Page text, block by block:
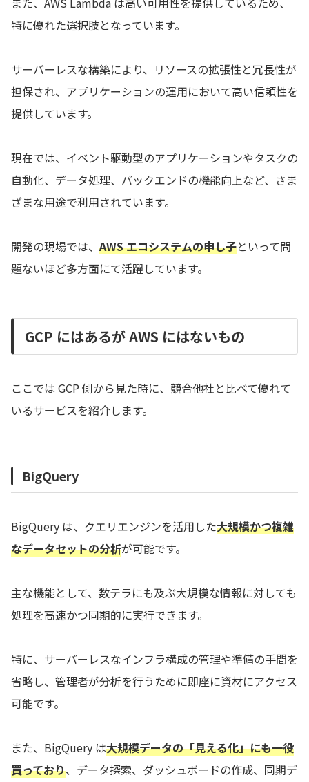
特に優れた選択肢となっています。
サーバーレスな構築により、リソースの拡張性と冗長性が
担保され、アプリケーションの運用において高い信頼性を
提供しています。
現在では、イベント駆動型のアプリケーションやタスクの
自動化、データ処理、バックエンドの機能向上など、さま
ざまな用途で利用されています。
開発の現場では、 AWS エコシステムの申し子といって問
題ないほど多方面にて活躍しています。
GCP にはあるが AWS にはないもの
ここでは GCP 側から見た時に、競合他社と比べて優れて
いるサービスを紹介します。
BigQuery
BigQuery は、クエリエンジンを活用した大規模かつ複雑
なデータセットの分析が可能です。
主な機能として、数テラにも及ぶ大規模な情報に対しても
処理を高速かつ同期的に実行できます。
特に、サーバーレスなインフラ構成の管理や準備の手間を
省略し、管理者が分析を行うために即座に資材にアクセス
可能です。
また、BigQuery は大規模データの「見える化」にも一役
買っており、データ探索、ダッシュボードの作成、同期デ